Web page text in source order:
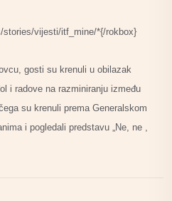
stories/vijesti/itf_mine/*{/rokbox}
gosti su krenuli u obilazak
i radove na razminiranju između
su krenuli prema Generalskom
i pogledali predstavu „Ne, ne ,